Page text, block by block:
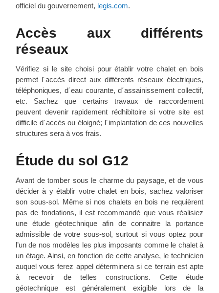
officiel du gouvernement, legis.com.
Accès aux différents
réseaux
Vérifiez si le site choisi pour établir votre chalet en bois
permet l´accès direct aux différents réseaux électriques,
téléphoniques, d´eau courante, d´assainissement collectif,
etc. Sachez que certains travaux de raccordement
peuvent devenir rapidement rédhibitoire si votre site est
difficile d´accès ou éloigné; l´implantation de ces nouvelles
structures sera à vos frais.
Étude du sol G12
Avant de tomber sous le charme du paysage, et de vous
décider à y établir votre chalet en bois, sachez valoriser
son sous-sol. Même si nos chalets en bois ne requièrent
pas de fondations, il est recommandé que vous réalisiez
une étude géotechnique afin de connaitre la portance
admissible de votre sous-sol, surtout si vous optez pour
l’un de nos modèles les plus imposants comme le chalet à
un étage. Ainsi, en fonction de cette analyse, le technicien
auquel vous ferez appel déterminera si ce terrain est apte
à recevoir de telles constructions. Cette étude
géotechnique est généralement exigible lors de la